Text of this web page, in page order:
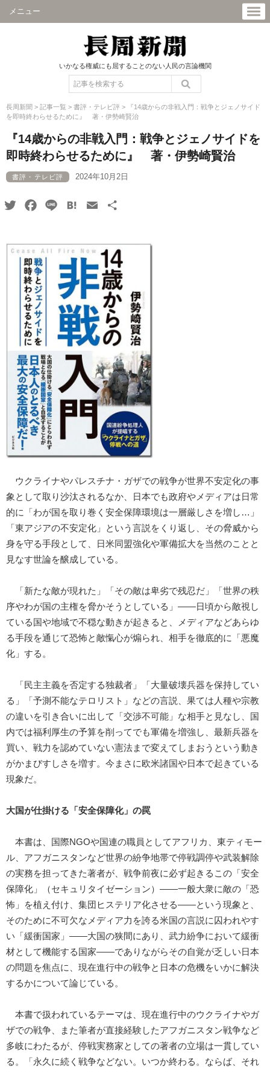
メニュー
いかなる権威にも屈することのない人民の言論機関
長周新聞 > 記事一覧 > 書評・テレビ評 >
『14歳からの非戦入門：戦争とジェノサイド
を即時終わらせるために』 著・伊勢崎賢治
『14歳からの非戦入門：戦争とジェノサイドを
即時終わらせるために』 著・伊勢崎賢治
書評・テレビ評 2024年10月2日
TwitterFacebook
Line HatenaEmail
ウクライナやパレスチナ・ガザでの戦争が世界不安定化の事
象として取り沙汰されるなか、日本でも政府やメディアは日常
的に「わが国を取り巻く安全保障環境は一層厳しさを増し…」
「東アジアの不安定化」という言説をくり返し、その脅威から
身を守る手段として、日米同盟強化や軍備拡大を当然のことと
見なす世論を醸成している。
「新たな敵が現れた」「その敵は卑劣で残忍だ」「世界の秩
序やわが国の主権を脅かそうとしている」――日頃から敵視し
ている国や地域で不穏な動きが起きると、メディアなどあらゆ
る手段を通じて恐怖と敵愾心が煽られ、相手を徹底的に「悪魔
化」する。
「民主主義を否定する独裁者」「大量破壊兵器を保持してい
る」「予測不能なテロリスト」などの言説、果ては人種や宗教
の違いを引き合いに出して「交渉不可能」な相手と見なし、国
内では福利厚生の予算を削ってでも軍備を増強し、最新兵器を
買い、戦力を認めていない憲法まで変えてしまおうという動き
がかまびすしさを増す。今まさに欧米諸国や日本で起きている
現象だ。
大国が仕掛ける「安全保障化」の罠
本書は、国際NGOや国連の職員としてアフリカ、東ティモー
ル、アフガニスタンなど世界の紛争地帯で停戦調停や武装解除
の実務を担ってきた著者が、戦争前夜に必ず起きるこの「安全
保障化」（セキュリタイゼーション）――一般大衆に敵の「恐
怖」を植え付け、集団ヒステリア化させる――という現象と、
そのために不可欠なメディア力を誇る米国の言説に囚われやす
い「緩衝国家」――大国の狭間にあり、武力紛争において緩衝
材として機能する国家――でありながらその自覚が乏しい日本
の問題を焦点に、現在進行中の戦争と日本の危機をいかに解決
するかについて論じている。
本書で扱われているテーマは、現在進行中のウクライナやガ
ザでの戦争、また筆者が直接経験したアフガニスタン戦争など
多岐にわたるが、停戦実務家としての著者の立場は一貫してい
る。「永久に続く戦争などない。いつか終わる。ならば、それ